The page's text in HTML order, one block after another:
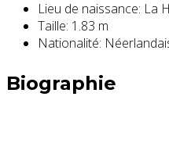
Lieu de naissance: La
Taille: 1.83 m
Nationalité:
Biographie